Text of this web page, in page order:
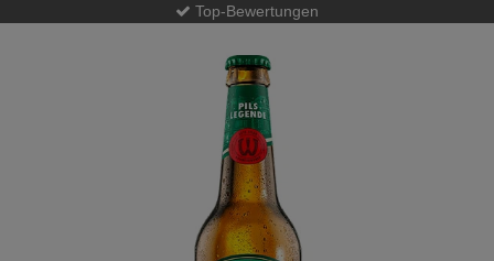
Top-Bewertungen